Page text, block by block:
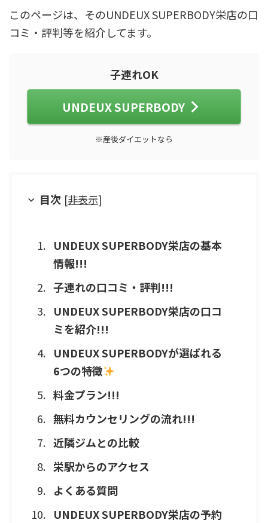
このページは、そのUNDEUX SUPERBODY栄店の口
コミ・評判等を紹介してます。
子連れOK
UNDEUX SUPERBODY
※産後ダイエットなら
目次 [非表示]
UNDEUX SUPERBODY栄店の基本
情報!!!
子連れの口コミ・評判!!!
UNDEUX SUPERBODY栄店の口コ
ミを紹介!!!
UNDEUX SUPERBODYが選ばれる
6つの特徴
料金プラン!!!
無料カウンセリングの流れ!!!
近隣ジムとの比較
栄駅からのアクセス
よくある質問
UNDEUX SUPERBODY栄店の予約